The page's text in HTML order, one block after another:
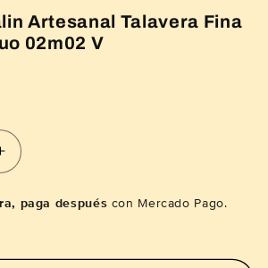
Artesanal Talavera Fina
02m02 V
Aumentar
parapaga después con Mercado Pago.